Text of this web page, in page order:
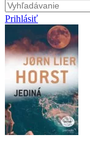
Prihlásiť